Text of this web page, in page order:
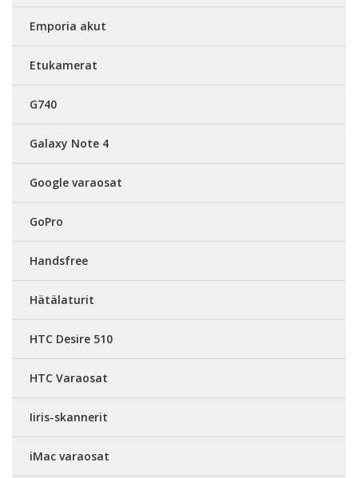
Emporia akut
Etukamerat
G740
Galaxy Note 4
Google varaosat
GoPro
Handsfree
Hätälaturit
HTC Desire 510
HTC Varaosat
Iiris-skannerit
iMac varaosat